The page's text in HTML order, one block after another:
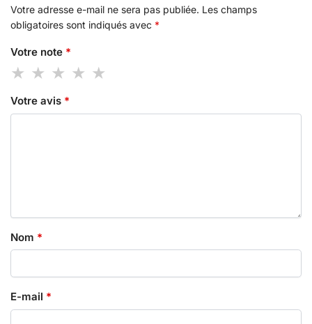
Votre adresse e-mail ne sera pas publiée. Les champs
obligatoires sont indiqués avec *
Votre note *
Votre avis *
Nom *
E-mail *